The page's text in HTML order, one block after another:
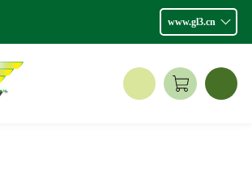
www.gl3.cn